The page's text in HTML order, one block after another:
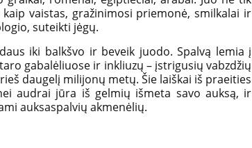
vaistas, gražinimosi priemonė, smilkalai ir
suteikti jėgų.
iki balkšvo ir beveik juodo. Spalvą lemia į
gabalėliuose ir inkliuzų – įstrigusių vabzdžių
daugelį milijonų metų. Šie laiškai iš praeities
audrai jūra iš gelmių išmeta savo auksą, ir
auksaspalvių akmenėlių.